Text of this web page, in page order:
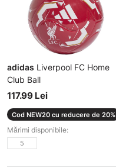
adidas Liverpool FC Home
Club Ball
Minge
117.99 Lei
Cod NEW20 cu reducere de 20%
Mărimi disponibile:
5